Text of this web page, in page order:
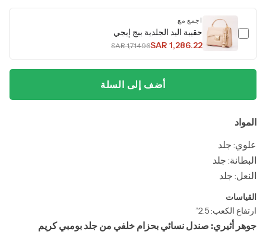
اجمع مع
حقيبة اليد الجلدية بيج إيجي
SAR 1,286.22
SAR 1,714.96
أضف إلى السلة
المواد
علوي: جلد
البطانة: جلد
النعل: جلد
القياسات
ارتفاع الكعب: 2.5”
جوهر أثيري: صندل نسائي بحزام خلفي من جلد بومبي كريم